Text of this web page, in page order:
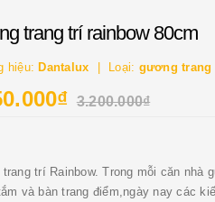
trang trí rainbow 80cm
hiệu: Dantalux Loại: gương trang
3.200.000₫
trí Rainbow. Trong mỗi căn nhà
và bàn trang điểm,ngày nay các